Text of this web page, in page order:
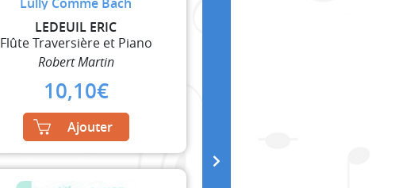
LEDEUIL ERIC
Flûte Traversière et Piano
Robert Martin
10,10€
Ajouter